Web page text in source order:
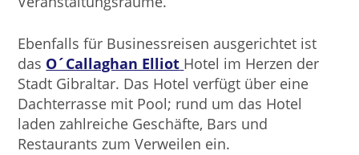
Ebenfalls für Businessreisen ausgerichtet ist
das O´Callaghan Elliot Hotel im Herzen der
Stadt Gibraltar. Das Hotel verfügt über eine
Dachterrasse mit Pool; rund um das Hotel
laden zahlreiche Geschäfte, Bars und
Restaurants zum Verweilen ein.